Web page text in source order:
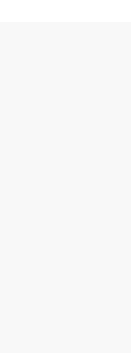
Ana boruda basınç
Endüstriyel
Maksimum ortam